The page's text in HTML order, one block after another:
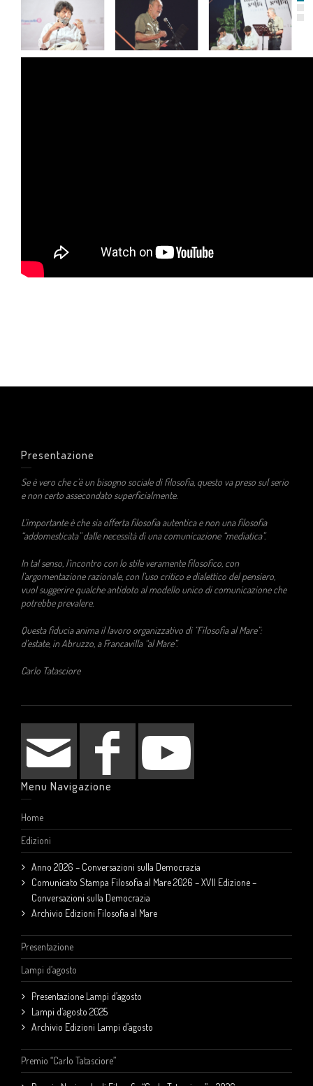
Presentazione
Se è vero che c’è un bisogno sociale di filosofia, questo va preso sul serio
e non certo assecondato superficialmente.
L’importante è che sia offerta filosofia autentica e non una filosofia
“addomesticata” dalle necessità di una comunicazione “mediatica”.
In tal senso, l’incontro con lo stile veramente filosofico, con
l’argomentazione razionale, con l’uso critico e dialettico del pensiero,
vuol suggerire qualche antidoto al modello unico di comunicazione che
potrebbe prevalere.
Questa fiducia anima il lavoro organizzativo di “Filosofia al Mare”:
d’estate, in Abruzzo, a Francavilla “al Mare”.
Carlo Tatasciore
Menu Navigazione
Home
Edizioni
Anno 2026 – Conversazioni sulla Democrazia
Comunicato Stampa Filosofia al Mare 2026 – XVII Edizione –
Conversazioni sulla Democrazia
Archivio Edizioni Filosofia al Mare
Presentazione
Lampi d’agosto
Presentazione Lampi d’agosto
Lampi d’agosto 2025
Archivio Edizioni Lampi d’agosto
Premio “Carlo Tatasciore”